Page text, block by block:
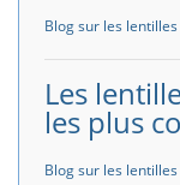
Blog sur les
Les
les plus
Blog sur les